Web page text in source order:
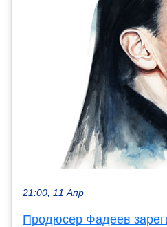
21:00, 11 Апр
Продюсер Фадеев